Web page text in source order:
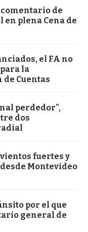
comentario de
en plena Cena de
el FA no
la
Cuentas
perdedor",
dos
fuertes y
Montevideo
por el que
general de